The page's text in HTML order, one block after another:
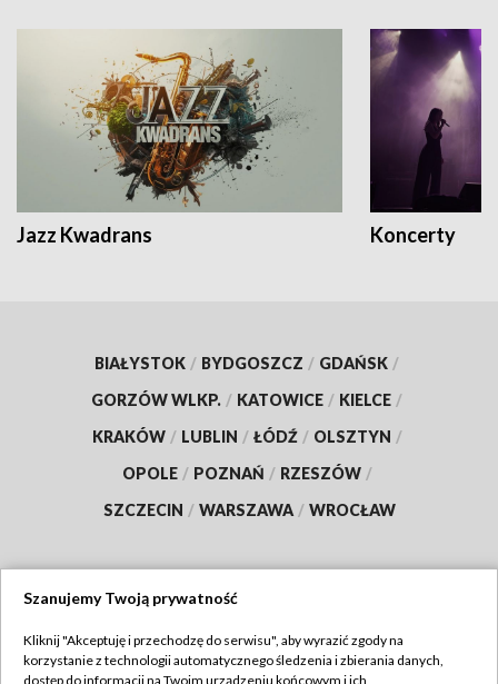
Jazz Kwadrans Koncerty
BIAŁYSTOK / BYDGOSZCZ / GDAŃSK /
GORZÓW WLKP. / KATOWICE / KIELCE /
KRAKÓW / LUBLIN / ŁÓDŹ / OLSZTYN /
OPOLE / POZNAŃ / RZESZÓW /
SZCZECIN / WARSZAWA / WROCŁAW
TVP
Szanujemy Twoją prywatność
Kliknij "Akceptuję i przechodzę do serwisu", aby wyrazić zgody na
korzystanie z technologii automatycznego śledzenia i zbierania danych,
dostęp do informacji na Twoim urządzeniu końcowym i ich